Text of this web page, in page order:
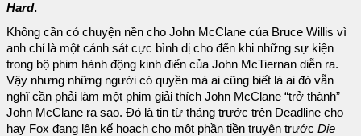
Hard.
Không cần có chuyện nền cho John McClane của Bruce Willis vì
anh chỉ là một cảnh sát cực bình dị cho đến khi những sự kiện
trong bộ phim hành động kinh điển của John McTiernan diễn ra.
Vậy nhưng những người có quyền mà ai cũng biết là ai đó vẫn
nghĩ cần phải làm một phim giải thích John McClane “trở thành”
John McClane ra sao. Đó là tin từ tháng trước trên Deadline cho
hay Fox đang lên kế hoạch cho một phần tiền truyện trước Die